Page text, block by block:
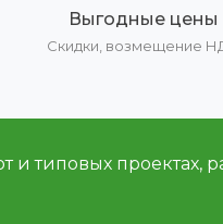
Выгодные цены
Скидки, возмещение
типовых проектах,